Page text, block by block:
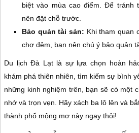
biệt vào mùa cao điểm. Để tránh
nên đặt chỗ trước.
Bảo quản tài sản: Khi tham quan
chợ đêm, bạn nên chú ý bảo quản
Du lịch Đà Lạt là sự lựa chọn hoàn
khám phá thiên nhiên, tìm kiếm sự bình
những kinh nghiệm trên, bạn sẽ có một
nhớ và trọn vẹn. Hãy xách ba lô lên và
thành phố mộng mơ này ngay thôi!